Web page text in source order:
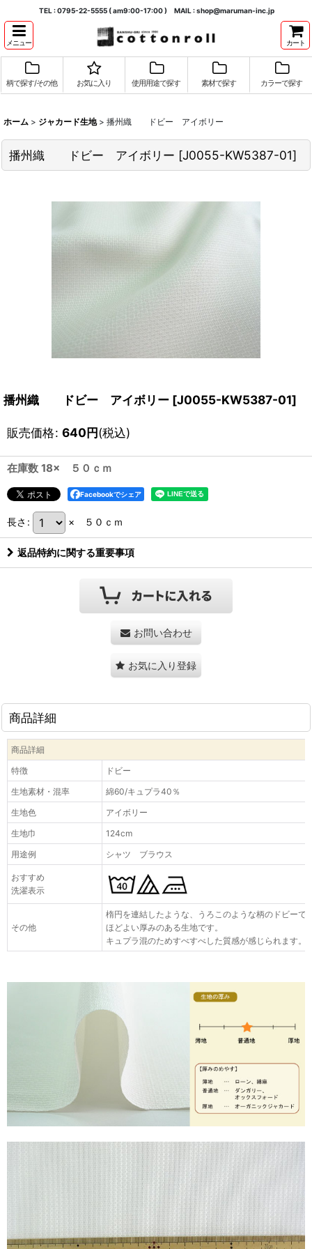
TEL : 0795-22-5555 ( am9:00-17:00 ) MAIL : shop@maruman-inc.jp
メニュー カート
柄で探す/その他 お気に入り 使用用途で探す 素材で探す カラーで探す
ホーム > ジャカード生地 > 播州織 ドビー アイボリー
播州織 ドビー アイボリー [J0055-KW5387-01]
播州織 ドビー アイボリー [J0055-KW5387-01]
販売価格: 640円(税込)
在庫数 18× ５０ｃｍ
Facebookでシェア
長さ : × ５０ｃｍ
返品特約に関する重要事項
お問い合わせ
お気に入り登録
商品詳細
商品詳細
特徴
ドビー
生地素材・混率
綿60/キュプラ40％
生地色
アイボリー
生地巾
124cm
用途例
シャツ ブラウス
おすすめ
洗濯表示
その他
楕円を連結したような、うろこのような柄のドビーで
ほどよい厚みのある生地です。
キュプラ混のためすべすべした質感が感じられます。